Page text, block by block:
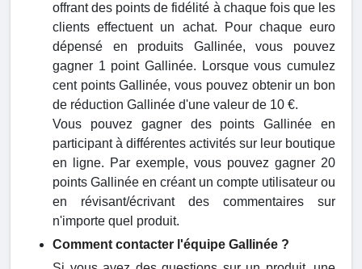
offrant des points de fidélité à chaque fois que les
clients effectuent un achat. Pour chaque euro
dépensé en produits Gallinée, vous pouvez
gagner 1 point Gallinée. Lorsque vous cumulez
cent points Gallinée, vous pouvez obtenir un bon
de réduction Gallinée d'une valeur de 10 €.
Vous pouvez gagner des points Gallinée en
participant à différentes activités sur leur boutique
en ligne. Par exemple, vous pouvez gagner 20
points Gallinée en créant un compte utilisateur ou
en révisant/écrivant des commentaires sur
n'importe quel produit.
Comment contacter l'équipe Gallinée ?